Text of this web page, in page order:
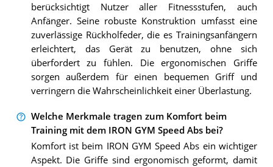
berücksichtigt Nutzer aller Fitnessstufen, auch
Anfänger. Seine robuste Konstruktion umfasst eine
zuverlässige Rückholfeder, die es Trainingsanfängern
erleichtert, das Gerät zu benutzen, ohne sich
überfordert zu fühlen. Die ergonomischen Griffe
sorgen außerdem für einen bequemen Griff und
verringern die Wahrscheinlichkeit einer Überlastung.
Welche Merkmale tragen zum Komfort beim
Training mit dem IRON GYM Speed Abs bei?
Komfort ist beim IRON GYM Speed Abs ein wichtiger
Aspekt. Die Griffe sind ergonomisch geformt, damit